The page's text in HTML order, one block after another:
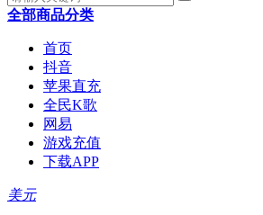
全部商品分类
首页
抖音
苹果直充
全民K歌
网易
游戏充值
下载APP
美元